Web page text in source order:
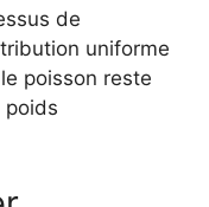
de
uniforme
poisson reste
poids